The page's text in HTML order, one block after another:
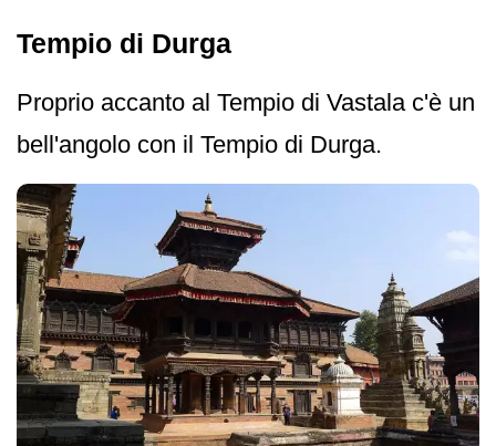
Tempio di Durga
Proprio accanto al Tempio di Vastala c'è un
bell'angolo con il Tempio di Durga.